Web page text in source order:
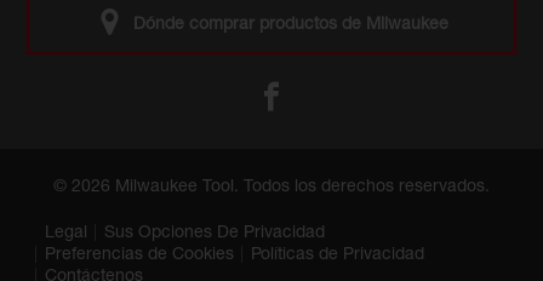
Dónde comprar productos de Milwaukee
© 2026 Milwaukee Tool. Todos los derechos reservados.
Legal
Sus Opciones De Privacidad
Preferencias de Cookies
Políticas de Privacidad
Contáctenos